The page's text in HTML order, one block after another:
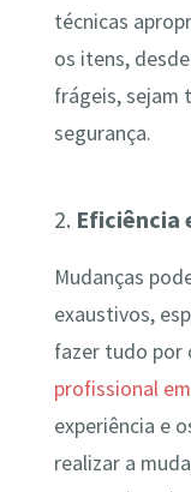
técnicas
os itens,
frágeis,
segurança.
2. Eficiência
Mudanças
exaustivos,
fazer tudo por
profissional
experiência e
realizar a